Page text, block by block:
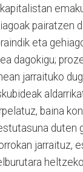
pairatzen
eta
dagokigu;
jarraituko
baina
duten
jarraituz,